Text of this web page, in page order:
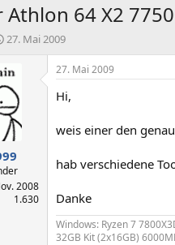
Athlon 64 X2
E
s
t
l
l
t
a
m
27. Mai 2009
2008
1.630
27. Mai 2009
Hi,
weis einer den
hab verschiedene
Danke
Windows: Ryzen 7
32GB Kit (2x16GB)